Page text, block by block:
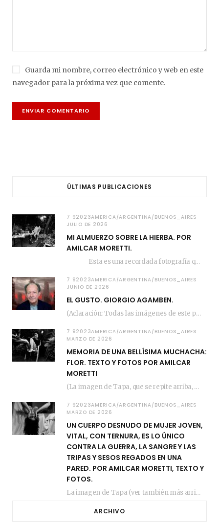
Guarda mi nombre, correo electrónico y web en este
navegador para la próxima vez que comente.
ÚLTIMAS PUBLICACIONES
7 92023AMERICA/ARGENTINA/BUENOS_AIRES
JULIO DE 2026
MI ALMUERZO SOBRE LA HIERBA. POR
AMILCAR MORETTI.
Esta es una recordada fotografía que registré…
7 92023AMERICA/ARGENTINA/BUENOS_AIRES
JUNIO DE 2026
EL GUSTO. GIORGIO AGAMBEN.
(Aclaración: Todas las imágenes de este posteo fueron tomadas de Bloghemia.com, y todos los…
7 92023AMERICA/ARGENTINA/BUENOS_AIRES
MARZO DE 2026
MEMORIA DE UNA BELLÍSIMA MUCHACHA:
FLOR. TEXTO Y FOTOS POR AMILCAR
MORETTI
(La imagen de Tapa, que se repite arriba, fue compuesta por Amilcar Moretti el viernes…
7 92023AMERICA/ARGENTINA/BUENOS_AIRES
MARZO DE 2026
UN CUERPO DESNUDO DE MUJER JOVEN,
VITAL, CON TERNURA, ES LO ÚNICO
CONTRA LA GUERRA, LA SANGRE Y LAS
TRIPAS Y SESOS REGADOS EN UNA
PARED. POR AMILCAR MORETTI, TEXTO Y
FOTOS.
La imagen de Tapa (ver también más arriba) fue compuesta en estos días de febrero…
ARCHIVO